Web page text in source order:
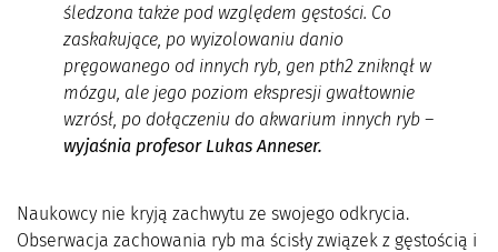
śledzona także pod względem gęstości. Co
zaskakujące, po wyizolowaniu danio
pręgowanego od innych ryb, gen pth2 zniknął w
mózgu, ale jego poziom ekspresji gwałtownie
wzrósł, po dołączeniu do akwarium innych ryb–
wyjaśnia profesor Lukas Anneser.
Naukowcy nie kryją zachwytu ze swojego odkrycia.
Obserwacja zachowania ryb ma ścisły związek z gęstością i